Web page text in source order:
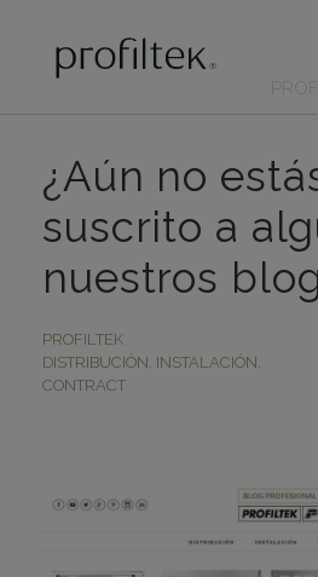
¿Aún no
suscrito a
nuestros
PROFILTEK
DISTRIBUCIÓN, INSTALACIÓN,
CONTRACT